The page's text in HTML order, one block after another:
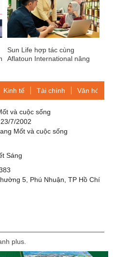
Sun Life hợp tác cùng
Aflatoun International nâng
giúp việc trên khắp châu Á
Kinh tế Tài chính Văn hóa-
và cuộc sống
7/2002
Mốt và cuộc sống
Sáng
5, Phú Nhuận, TP Hồ Chí
plus.